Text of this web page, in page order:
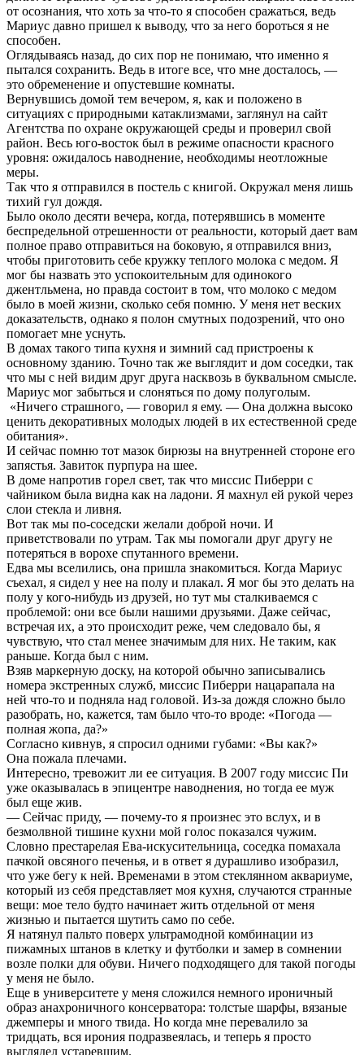
от осознания, что хоть за что-то я способен сражаться, ведь
Мариус давно пришел к выводу, что за него бороться я не
способен.
Оглядываясь назад, до сих пор не понимаю, что именно я
пытался сохранить. Ведь в итоге все, что мне досталось, —
это обременение и опустевшие комнаты.
Вернувшись домой тем вечером, я, как и положено в
ситуациях с природными катаклизмами, заглянул на сайт
Агентства по охране окружающей среды и проверил свой
район. Весь юго-восток был в режиме опасности красного
уровня: ожидалось наводнение, необходимы неотложные
меры.
Так что я отправился в постель с книгой. Окружал меня лишь
тихий гул дождя.
Было около десяти вечера, когда, потерявшись в моменте
беспредельной отрешенности от реальности, который дает вам
полное право отправиться на боковую, я отправился вниз,
чтобы приготовить себе кружку теплого молока с медом. Я
мог бы назвать это успокоительным для одинокого
джентльмена, но правда состоит в том, что молоко с медом
было в моей жизни, сколько себя помню. У меня нет веских
доказательств, однако я полон смутных подозрений, что оно
помогает мне уснуть.
В домах такого типа кухня и зимний сад пристроены к
основному зданию. Точно так же выглядит и дом соседки, так
что мы с ней видим друг друга насквозь в буквальном смысле.
Мариус мог забыться и слоняться по дому полуголым.
«Ничего страшного, — говорил я ему. — Она должна высоко
ценить декоративных молодых людей в их естественной среде
обитания».
И сейчас помню тот мазок бирюзы на внутренней стороне его
запястья. Завиток пурпура на шее.
В доме напротив горел свет, так что миссис Пиберри с
чайником была видна как на ладони. Я махнул ей рукой через
слои стекла и ливня.
Вот так мы по-соседски желали доброй ночи. И
приветствовали по утрам. Так мы помогали друг другу не
потеряться в ворохе спутанного времени.
Едва мы вселились, она пришла знакомиться. Когда Мариус
съехал, я сидел у нее на полу и плакал. Я мог бы это делать на
полу у кого-нибудь из друзей, но тут мы сталкиваемся с
проблемой: они все были нашими друзьями. Даже сейчас,
встречая их, а это происходит реже, чем следовало бы, я
чувствую, что стал менее значимым для них. Не таким, как
раньше. Когда был с ним.
Взяв маркерную доску, на которой обычно записывались
номера экстренных служб, миссис Пиберри нацарапала на
ней что-то и подняла над головой. Из-за дождя сложно было
разобрать, но, кажется, там было что-то вроде: «Погода —
полная жопа, да?»
Согласно кивнув, я спросил одними губами: «Вы как?»
Она пожала плечами.
Интересно, тревожит ли ее ситуация. В 2007 году миссис Пи
уже оказывалась в эпицентре наводнения, но тогда ее муж
был еще жив.
— Сейчас приду, — почему-то я произнес это вслух, и в
безмолвной тишине кухни мой голос показался чужим.
Словно престарелая Ева-искусительница, соседка помахала
пачкой овсяного печенья, и в ответ я дурашливо изобразил,
что уже бегу к ней. Временами в этом стеклянном аквариуме,
который из себя представляет моя кухня, случаются странные
вещи: мое тело будто начинает жить отдельной от меня
жизнью и пытается шутить само по себе.
Я натянул пальто поверх ультрамодной комбинации из
пижамных штанов в клетку и футболки и замер в сомнении
возле полки для обуви. Ничего подходящего для такой погоды
у меня не было.
Еще в университете у меня сложился немного ироничный
образ анахроничного консерватора: толстые шарфы, вязаные
джемперы и много твида. Но когда мне перевалило за
тридцать, вся ирония подразвеялась, и теперь я просто
выглядел устаревшим.